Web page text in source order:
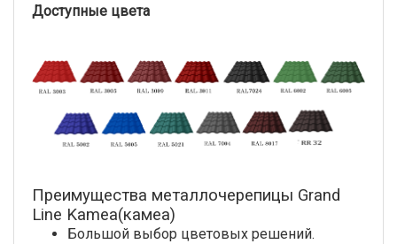
Доступные цвета
Преимущества металлочерепицы Grand
Line Kamea(камеа)
Большой выбор цветовых решений.